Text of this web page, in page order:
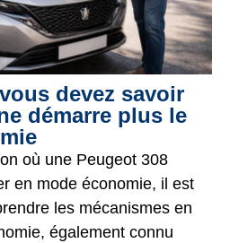
devez savoir
démarre plus le
où une Peugeot 308
en mode économie, il est
les mécanismes en
également connu